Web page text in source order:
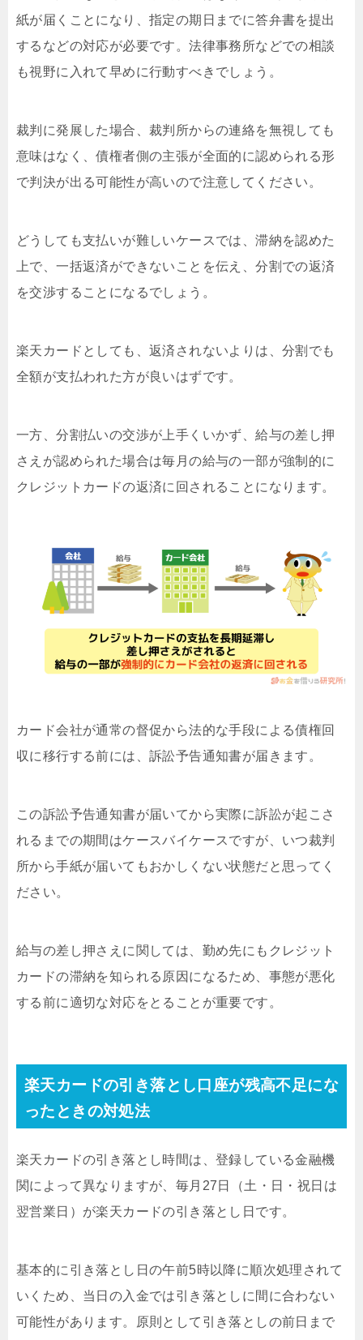
紙が届くことになり、指定の期日までに答弁書を提出
するなどの対応が必要です。法律事務所などでの相談
も視野に入れて早めに行動すべきでしょう。
裁判に発展した場合、裁判所からの連絡を無視しても
意味はなく、債権者側の主張が全面的に認められる形
で判決が出る可能性が高いので注意してください。
どうしても支払いが難しいケースでは、滞納を認めた
上で、一括返済ができないことを伝え、分割での返済
を交渉することになるでしょう。
楽天カードとしても、返済されないよりは、分割でも
全額が支払われた方が良いはずです。
一方、分割払いの交渉が上手くいかず、給与の差し押
さえが認められた場合は毎月の給与の一部が強制的に
クレジットカードの返済に回されることになります。
カード会社が通常の督促から法的な手段による債権回
収に移行する前には、訴訟予告通知書が届きます。
この訴訟予告通知書が届いてから実際に訴訟が起こさ
れるまでの期間はケースバイケースですが、いつ裁判
所から手紙が届いてもおかしくない状態だと思ってく
ださい。
給与の差し押さえに関しては、勤め先にもクレジット
カードの滞納を知られる原因になるため、事態が悪化
する前に適切な対応をとることが重要です。
楽天カードの引き落とし口座が残高不足にな
ったときの対処法
楽天カードの引き落とし時間は、登録している金融機
関によって異なりますが、毎月27日（土・日・祝日は
翌営業日）が楽天カードの引き落とし日です。
基本的に引き落とし日の午前5時以降に順次処理されて
いくため、当日の入金では引き落としに間に合わない
可能性があります。原則として引き落としの前日まで